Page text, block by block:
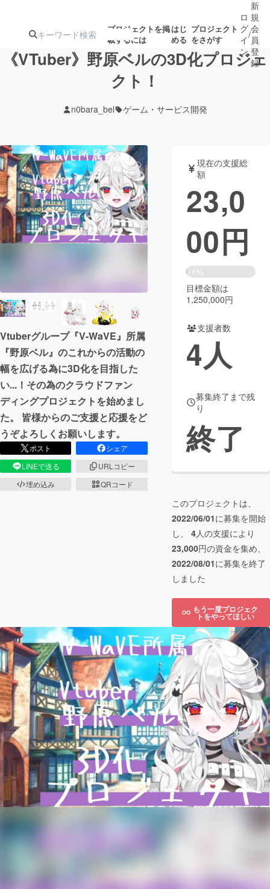
プロジェクトを掲
載するには
はじ
める
プロジェクト
をさがす
ターン
ジェクト
ロジェクト
アート・写真 音楽
テクノロジー・ガジェット ゲーム・
映像・映画 書籍・雑誌
チャレンジ
まちづくり・地域活性化
CAMPFIRE for Social Good
CAMPFIRE Creation
CAMPFIREふるさと納税machi-ya コミュニティ
ロ
グ
イ
ン
/
新
規
会
員
登
録
《VTuber》野原ベルの3D化プロジェ
クト！
n0bara_bel ゲーム・サービス開発
Vtuberグループ『V-WaVE』所属
『野原ベル』のこれからの活動の
幅を広げる為に3D化を目指した
い...！その為のクラウドファン
ディングプロジェクトを始めまし
た。 皆様からのご支援と応援をど
うぞよろしくお願いします。
ポスト
シェア
LINEで送る
URLコピー
埋め込み
QRコード
現在の支援総
額
23,0
00円
1%
目標金額は
1,250,000円
支援者数
4人
募集終了まで残
り
終了
このプロジェクトは、
2022/06/01に募集を開始
し、 4人の支援により
23,000円の資金を集め、
2022/08/01に募集を終了
しました
もう一度プロジェク
トをやってほしい